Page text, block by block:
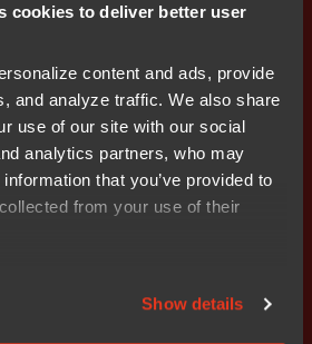
cookies to deliver better user
content and ads, provide
and analyze traffic. We also share
use of our site with our social
analytics partners, who may
that you’ve provided to
from your use of their
Show details
på IR nyheter